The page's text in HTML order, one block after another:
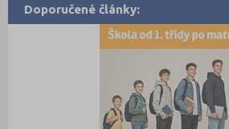
Doporučené články: